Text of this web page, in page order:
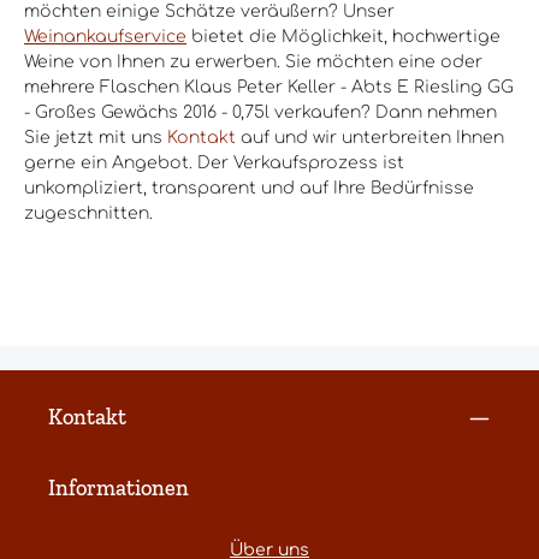
möchten einige Schätze veräußern? Unser
Weinankaufservice bietet die Möglichkeit, hochwertige
Weine von Ihnen zu erwerben. Sie möchten eine oder
mehrere Flaschen Klaus Peter Keller - Abts E Riesling GG
- Großes Gewächs 2016 - 0,75l verkaufen? Dann nehmen
Sie jetzt mit uns Kontakt auf und wir unterbreiten Ihnen
gerne ein Angebot. Der Verkaufsprozess ist
unkompliziert, transparent und auf Ihre Bedürfnisse
zugeschnitten.
Kontakt
Informationen
Über uns